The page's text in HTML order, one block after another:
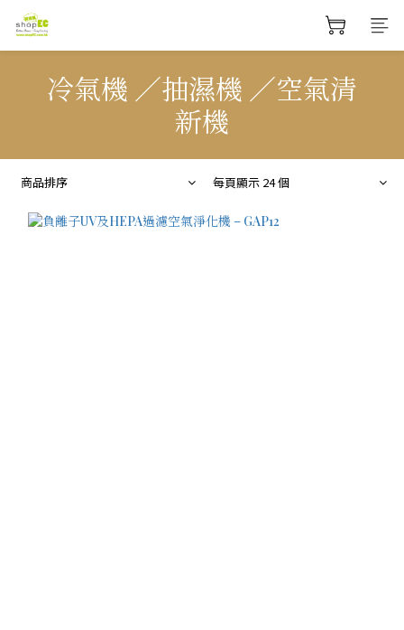
冷氣機 ／抽濕機 ／空氣清
新機
商品排序 每頁顯示 24 個